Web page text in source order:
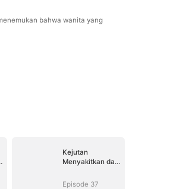
bahwa wanita yang
Kejutan
Menyakitkan dari
Episode 37